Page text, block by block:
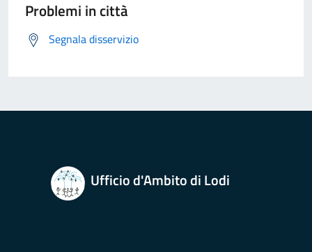
Problemi in città
Segnala disservizio
Ufficio d'Ambito di Lodi